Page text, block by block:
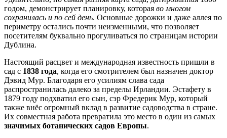
годом, демонстрирует планировку, которая во многом
сохранилась и по сей день. Основные дорожки и даже аллея по
периметру остались почти неизменными, что позволяет
посетителям буквально прогуливаться по страницам истории
Дублина.
Настоящий расцвет и международная известность пришли в
сад с 1838 года, когда его смотрителем был назначен доктор
Дэвид Мур. Благодаря его усилиям слава сада
распространилась далеко за пределы Ирландии. Эстафету в
1879 году подхватил его сын, сэр Фредерик Мур, который
также внёс огромный вклад в развитие садоводства в стране.
Их совместная работа превратила это место в один из самых
значимых ботанических садов Европы.